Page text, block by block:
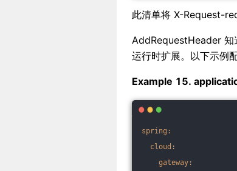
此清单将 X-Request-
AddRequestHeader 知
运行时扩展。以下示例
Example 15.
spring:
cloud:
gateway: